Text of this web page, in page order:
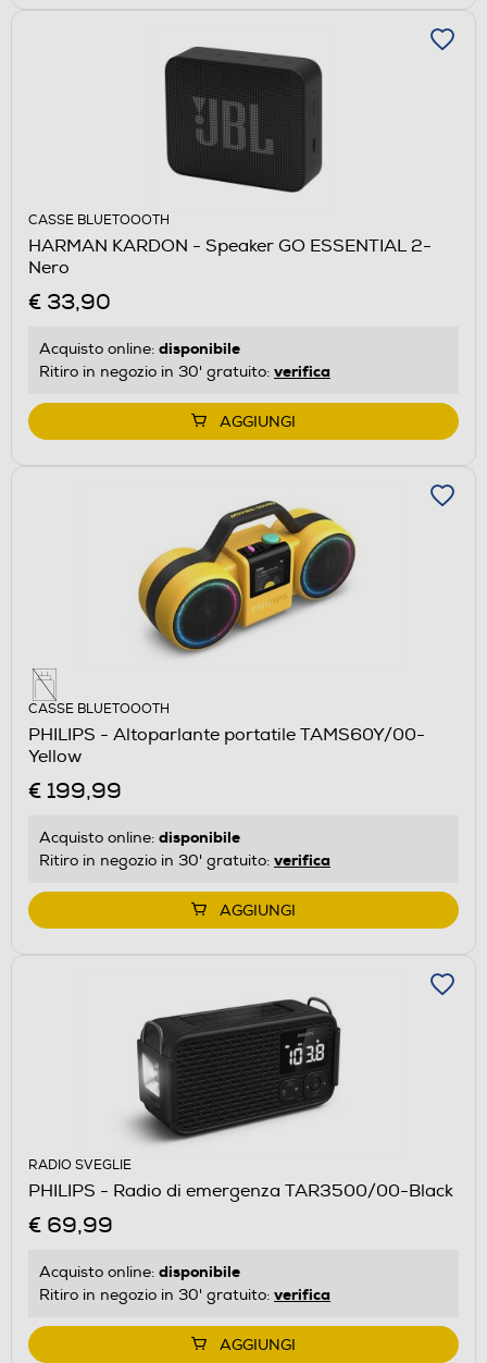
CASSE BLUETOOOTH
HARMAN KARDON - Speaker GO ESSENTIAL 2-
Nero
€ 33,90
Acquisto online: disponibile
Ritiro in negozio in 30' gratuito: verifica
AGGIUNGI
CASSE BLUETOOOTH
PHILIPS - Altoparlante portatile TAMS60Y/00-
Yellow
€ 199,99
Acquisto online: disponibile
Ritiro in negozio in 30' gratuito: verifica
AGGIUNGI
RADIO SVEGLIE
PHILIPS - Radio di emergenza TAR3500/00-Black
€ 69,99
Acquisto online: disponibile
Ritiro in negozio in 30' gratuito: verifica
AGGIUNGI